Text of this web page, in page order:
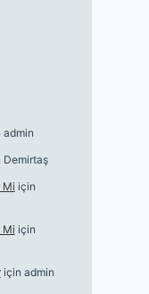
admin
Demirtaş
Mi için
Mi için
için admin